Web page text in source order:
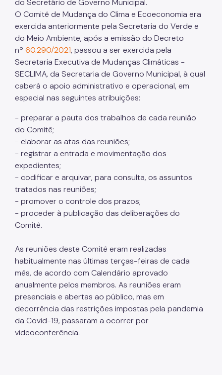
do Secretário de Governo Municipal.
O Comitê de Mudança do Clima e Ecoeconomia era
exercida anteriormente pela Secretaria do Verde e
do Meio Ambiente, após a emissão do Decreto
nº 60.290/2021, passou a ser exercida pela
Secretaria Executiva de Mudanças Climáticas -
SECLIMA, da Secretaria de Governo Municipal, à qual
caberá o apoio administrativo e operacional, em
especial nas seguintes atribuições:
- preparar a pauta dos trabalhos de cada reunião
do Comitê;
- elaborar as atas das reuniões;
- registrar a entrada e movimentação dos
expedientes;
- codificar e arquivar, para consulta, os assuntos
tratados nas reuniões;
- promover o controle dos prazos;
- proceder à publicação das deliberações do
Comitê.
As reuniões deste Comitê eram realizadas
habitualmente nas últimas terças-feiras de cada
mês, de acordo com Calendário aprovado
anualmente pelos membros. As reuniões eram
presenciais e abertas ao público, mas em
decorrência das restrições impostas pela pandemia
da Covid-19, passaram a ocorrer por
videoconferência.